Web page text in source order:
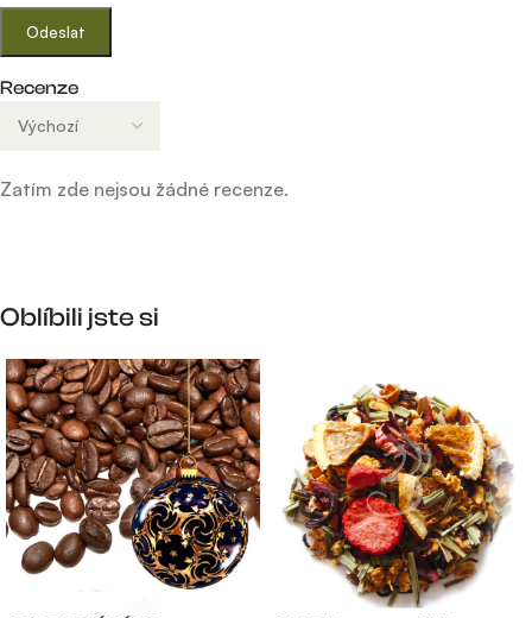
Recenze
Zatím zde nejsou žádné recenze.
Oblíbili jste si